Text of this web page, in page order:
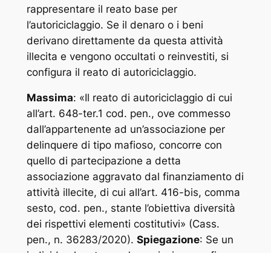
rappresentare il reato base per
l’autoriciclaggio. Se il denaro o i beni
derivano direttamente da questa attività
illecita e vengono occultati o reinvestiti, si
configura il reato di autoriciclaggio.
Massima: «Il reato di autoriciclaggio di cui
all’art. 648-ter.1 cod. pen., ove commesso
dall’appartenente ad un’associazione per
delinquere di tipo mafioso, concorre con
quello di partecipazione a detta
associazione aggravato dal finanziamento di
attività illecite, di cui all’art. 416-bis, comma
sesto, cod. pen., stante l’obiettiva diversità
dei rispettivi elementi costitutivi» (Cass.
pen., n. 36283/2020). Spiegazione: Se un